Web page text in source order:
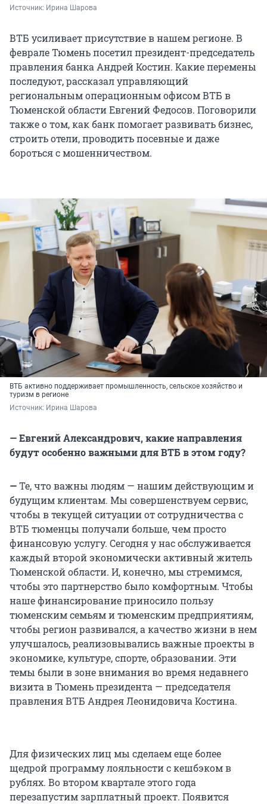
Источник: Ирина Шарова
ВТБ усиливает присутствие в нашем регионе. В
феврале Тюмень посетил президент-председатель
правления банка Андрей Костин. Какие перемены
последуют, рассказал управляющий
региональным операционным офисом ВТБ в
Тюменской области Евгений Федосов. Поговорили
также о том, как банк помогает развивать бизнес,
строить отели, проводить посевные и даже
бороться с мошенничеством.
ВТБ активно поддерживает промышленность, сельское хозяйство и
туризм в регионе
Источник: Ирина Шарова
— Евгений Александрович, какие направления
будут особенно важными для ВТБ в этом году?
—Те, что важны людям — нашим действующим и
будущим клиентам. Мы совершенствуем сервис,
чтобы в текущей ситуации от сотрудничества с
ВТБ тюменцы получали больше, чем просто
финансовую услугу. Сегодня у нас обслуживается
каждый второй экономически активный житель
Тюменской области. И, конечно, мы стремимся,
чтобы это партнерство было комфортным. Чтобы
наше финансирование приносило пользу
тюменским семьям и тюменским предприятиям,
чтобы регион развивался, а качество жизни в нем
улучшалось, реализовывались важные проекты в
экономике, культуре, спорте, образовании. Эти
темы были в зоне внимания во время недавнего
визита в Тюмень президента — председателя
правления ВТБ Андрея Леонидовича Костина.
Для физических лиц мы сделаем еще более
щедрой программу лояльности с кешбэком в
рублях. Во втором квартале этого года
перезапустим зарплатный проект. Появится